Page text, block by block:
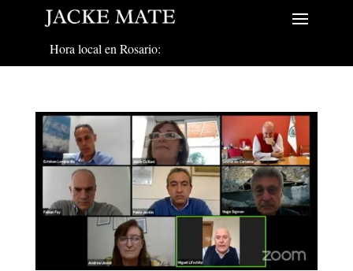
Hora local en Rosario: